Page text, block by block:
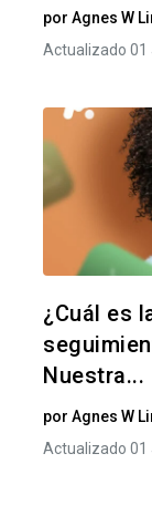
por Agnes W
Actualizado 01
¿Cuál es
Nuestra...
por Agnes W
Actualizado 01